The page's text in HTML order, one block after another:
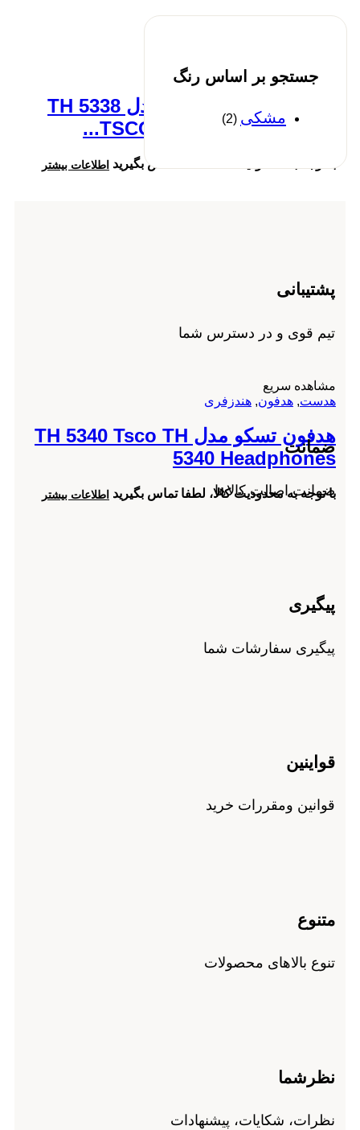
هدفون هندزفری
هدفون بی سیم تسکو مدل TH 5338
TSCO TH 5338 Wireless H...
با توجه به محدودیت کالا، لطفا تماس بگیرید اطلاعات بیشتر
مشاهده سریع
هدست,هدفون,هندزفری
هدفون تسکو مدل TH 5340 Tsco TH
5340 Headphones
با توجه به محدودیت کالا، لطفا تماس بگیرید اطلاعات بیشتر
جستجو بر اساس رنگ
مشکی (2)
پشتیبانی
تیم قوی و در دسترس شما
ضمانت
ضمانت اصالت کالاها
پیگیری
پیگیری سفارشات شما
قواینین
قوانین ومقررات خرید
متنوع
تنوع بالاهای محصولات
نظرشما
نظرات، شکایات، پیشنهادات